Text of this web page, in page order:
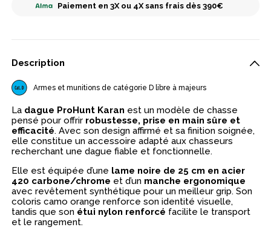
Paiement en 3X ou 4X sans frais dès 390€
Description
Armes et munitions de catégorie D libre à majeurs
La dague ProHunt Karan est un modèle de chasse
pensé pour offrir robustesse, prise en main sûre et
efficacité. Avec son design affirmé et sa finition soignée,
elle constitue un accessoire adapté aux chasseurs
recherchant une dague fiable et fonctionnelle.
Elle est équipée d’une lame noire de 25 cm en acier
420 carbone/chrome et d’un manche ergonomique
avec revêtement synthétique pour un meilleur grip. Son
coloris camo orange renforce son identité visuelle,
tandis que son étui nylon renforcé facilite le transport
et le rangement.